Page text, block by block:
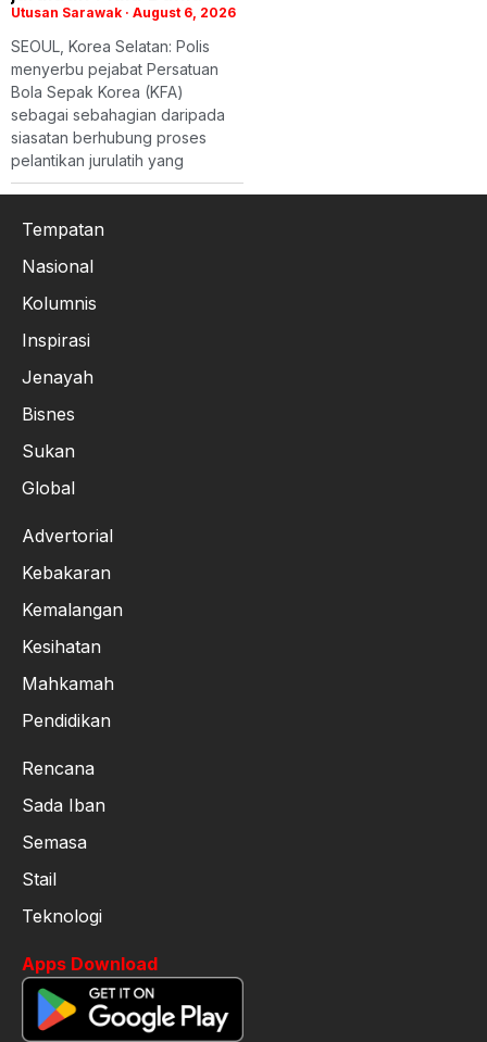
Utusan Sarawak August 6, 2026
SEOUL, Korea Selatan: Polis
menyerbu pejabat Persatuan
Bola Sepak Korea (KFA)
sebagai sebahagian daripada
siasatan berhubung proses
pelantikan jurulatih yang
Tempatan
Nasional
Kolumnis
Inspirasi
Jenayah
Bisnes
Sukan
Global
Advertorial
Kebakaran
Kemalangan
Kesihatan
Mahkamah
Pendidikan
Rencana
Sada Iban
Semasa
Stail
Teknologi
Apps Download